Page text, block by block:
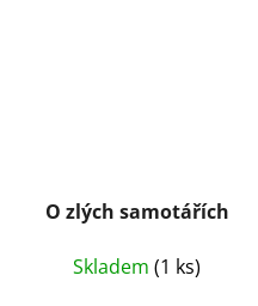
O zlých samotářích
Skladem (1 ks)